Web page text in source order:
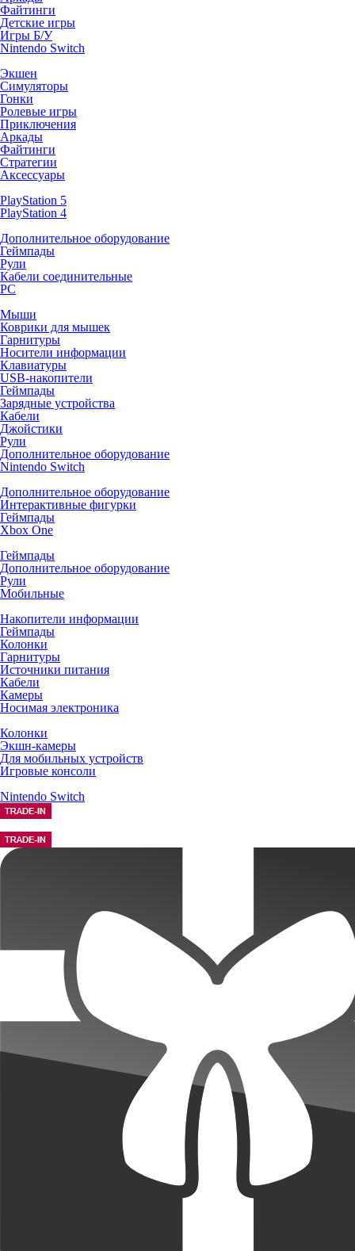
Файтинги
Детские игры
Игры Б/У
Nintendo Switch
Экшен
Симуляторы
Гонки
Ролевые игры
Приключения
Аркады
Файтинги
Стратегии
Аксессуары
PlayStation 5
PlayStation 4
Дополнительное оборудование
Геймпады
Рули
Кабели соединительные
PC
Мыши
Коврики для мышек
Гарнитуры
Носители информации
Клавиатуры
USB-накопители
Геймпады
Зарядные устройства
Кабели
Джойстики
Рули
Дополнительное оборудование
Nintendo Switch
Дополнительное оборудование
Интерактивные фигурки
Геймпады
Xbox One
Геймпады
Дополнительное оборудование
Рули
Мобильные
Накопители информации
Геймпады
Колонки
Гарнитуры
Источники питания
Кабели
Камеры
Носимая электроника
Колонки
Экшн-камеры
Для мобильных устройств
Игровые консоли
Nintendo Switch